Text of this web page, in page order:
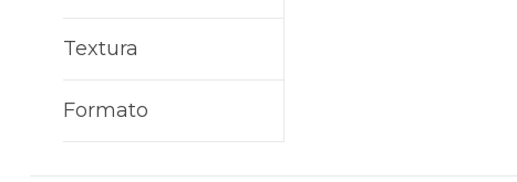
Textura
Formato